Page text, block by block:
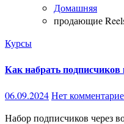
Домашняя
продающие
Курсы
Как набрать
06.09.2024Нет
Набор подписчиков через воронки в Reels, автоматизации и геймификацию в Instagram и Telegram (2024) Описание курса: Урок 1: Стратегия продвижения: Проведешь анализ текущего